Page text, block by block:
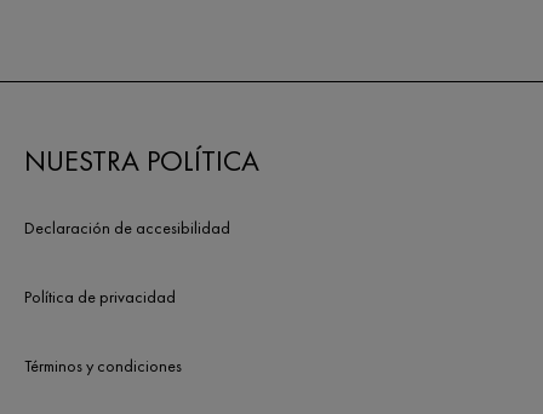
NUESTRA POLÍTICA
Declaración de accesibilidad
Política de privacidad
Términos y condiciones